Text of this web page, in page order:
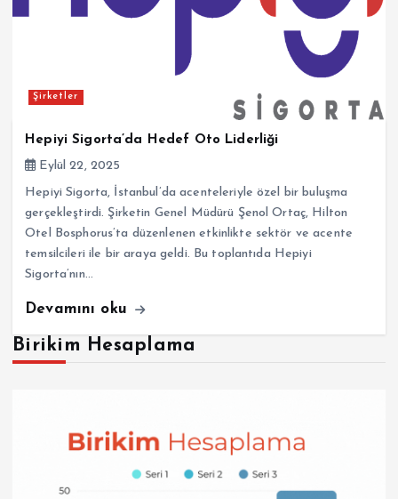
Şirketler
Hepiyi Sigorta’da Hedef Oto Liderliği
Eylül 22, 2025
Hepiyi Sigorta, İstanbul’da acenteleriyle özel bir buluşma
gerçekleştirdi. Şirketin Genel Müdürü Şenol Ortaç, Hilton
Otel Bosphorus’ta düzenlenen etkinlikte sektör ve acente
temsilcileri ile bir araya geldi. Bu toplantıda Hepiyi
Sigorta’nın…
Devamını oku
Birikim Hesaplama